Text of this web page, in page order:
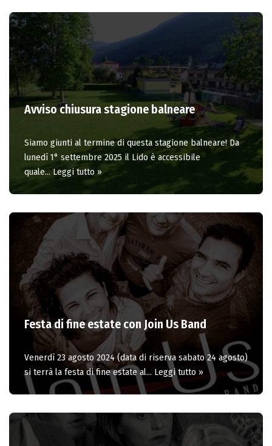
Avviso chiusura stagione balneare
Siamo giunti al termine di questa stagione balneare! Da
lunedì 1° settembre 2025 il Lido è accessibile
quale… Leggi tutto »
Festa di fine estate con Join Us Band
Venerdì 23 agosto 2024 (data di riserva sabato 24 agosto)
si terrà la festa di fine estate al… Leggi tutto »